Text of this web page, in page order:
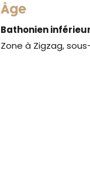
Âge
Bathonien inférieur
Zone à Zigzag,